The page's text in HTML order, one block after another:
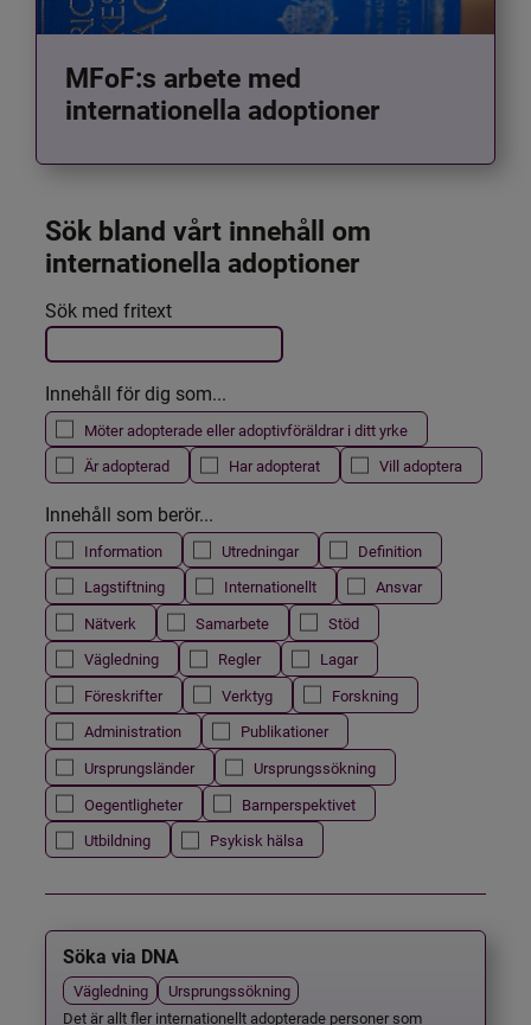
MFoF:s arbete med
internationella adoptioner
Sök bland vårt innehåll om
internationella adoptioner
Filtrera resultatet
Det här formuläret postas automatiskt
Sök med fritext
Innehåll för dig som...
Möter adopterade eller adoptivföräldrar i ditt yrke
Är adopterad
Har adopterat Vill adoptera
Innehåll som berör...
Information Utredningar
Definition
Lagstiftning
Internationellt
Ansvar
Nätverk
Samarbete
Stöd
Vägledning
Regler
Lagar
Föreskrifter
Verktyg
Forskning
Administration
Publikationer
Ursprungsländer
Ursprungssökning
Oegentligheter
Barnperspektivet
Utbildning
Psykisk hälsa
Söka via DNA
Vägledning
Ursprungssökning
Det är allt fler internationellt adopterade personer som